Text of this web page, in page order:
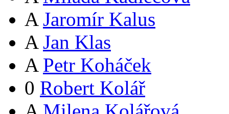
A Jaromír Kalus
A Jan Klas
A Petr Koháček
0 Robert Kolář